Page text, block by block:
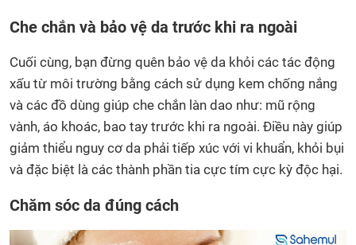
Che chắn và bảo vệ da trước khi ra ngoài
Cuối cùng, bạn đừng quên bảo vệ da khỏi các tác động
xấu từ môi trường bằng cách sử dụng kem chống nắng
và các đồ dùng giúp che chắn làn dao như: mũ rộng
vành, áo khoác, bao tay trước khi ra ngoài. Điều này giúp
giảm thiểu nguy cơ da phải tiếp xúc với vi khuẩn, khỏi bụi
và đặc biệt là các thành phần tia cực tím cực kỳ độc hại.
Chăm sóc da đúng cách